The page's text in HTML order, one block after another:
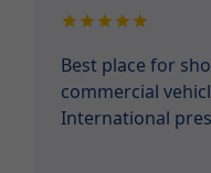
Best place for
commercial
International